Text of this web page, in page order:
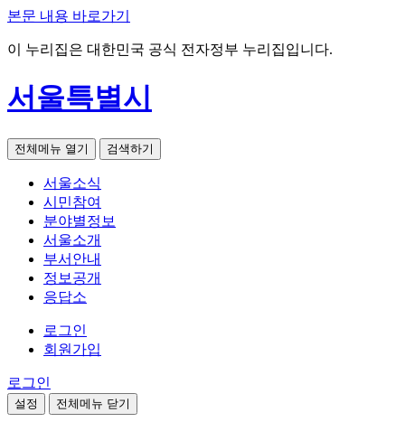
본문 내용 바로가기
이 누리집은 대한민국 공식 전자정부 누리집입니다.
서울특별시
전체메뉴 열기 검색하기
서울소식
시민참여
분야별정보
서울소개
부서안내
정보공개
응답소
로그인
회원가입
로그인
설정 전체메뉴 닫기